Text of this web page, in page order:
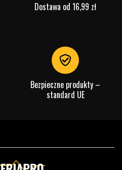
Dostawa od 16,99 zł
Bezpieczne produkty –
standard UE